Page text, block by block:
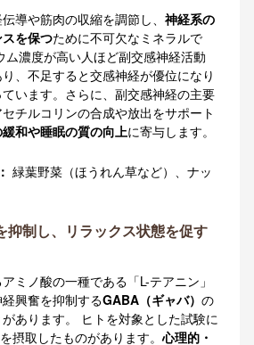
導や筋肉の収縮を調節し、 神経系の
を保つために不可欠なミネラルで
ム濃度が高い人ほど副交感神経活動
り、不足すると交感神経が優位になり
います。さらに、副交感神経の主要
チルコリンの合成や放出をサポート
和や睡眠の質の向上に寄与します。
緑葉野菜（ほうれん草など）、ナッ
制し、リラックス状態を促す
ミノ酸の一種である「L-テアニン」
興奮を抑制するGABA（ギャバ） の
あります。 ヒトを対象とした試験に
摂取したものがあります。 心理的・